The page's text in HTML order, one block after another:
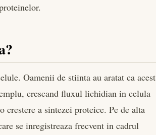
Oamenii de stiinta au aratat ca acest
crescand fluxul lichidian in celula
crestere a sintezei proteice. Pe de alta
se inregistreaza frecvent in cadrul